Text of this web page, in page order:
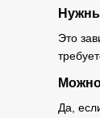
Это
Да,